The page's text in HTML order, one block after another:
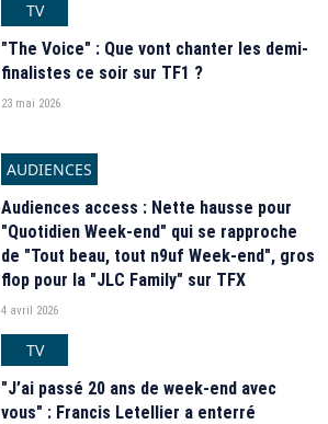
TV
"The Voice" : Que vont chanter les demi-
finalistes ce soir sur TF1 ?
23 mai 2026
AUDIENCES
Audiences access : Nette hausse pour
"Quotidien Week-end" qui se rapproche
de "Tout beau, tout n9uf Week-end", gros
flop pour la "JLC Family" sur TFX
4 avril 2026
TV
"J’ai passé 20 ans de week-end avec
vous" : Francis Letellier a enterré